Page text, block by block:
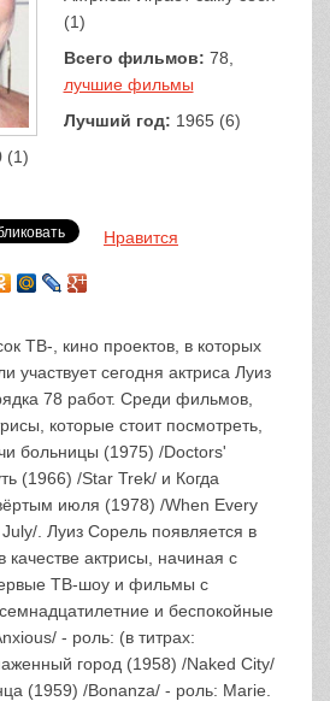
(1)
Всего фильмов: 78,
лучшие фильмы
Лучший год: 1965 (6)
(1)
Нравится
ТВ-, кино проектов, в которых
участвует сегодня актриса Луиз
78 работ. Среди фильмов,
которые стоит посмотреть,
больницы (1975) /Doctors'
(1966) /Star Trek/ и Когда
июля (1978) /When Every
. Луиз Сорель появляется в
актрисы, начиная с
ТВ-шоу и фильмы с
и беспокойные
- роль: (в титрах:
город (1958) /Naked City/
(1959) /Bonanza/ - роль: Marie.